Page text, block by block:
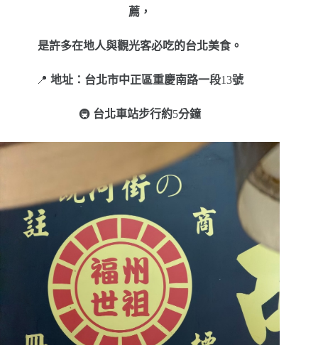
薦，
是許多在地人與觀光客必吃的台北美食。
📍地址：台北市中正區重慶南路一段13號
🚇 台北車站步行約5分鐘